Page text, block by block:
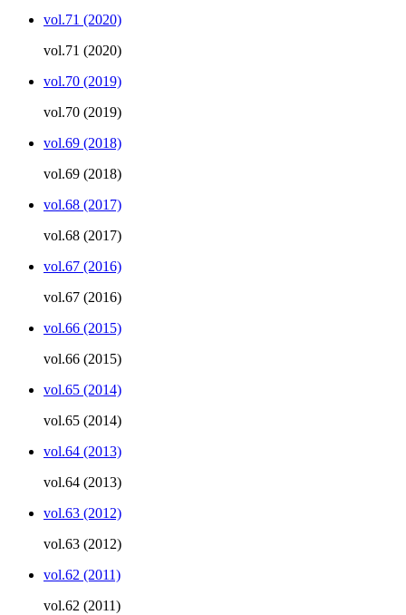
vol.71 (2020)
vol.71 (2020)
vol.70 (2019)
vol.70 (2019)
vol.69 (2018)
vol.69 (2018)
vol.68 (2017)
vol.68 (2017)
vol.67 (2016)
vol.67 (2016)
vol.66 (2015)
vol.66 (2015)
vol.65 (2014)
vol.65 (2014)
vol.64 (2013)
vol.64 (2013)
vol.63 (2012)
vol.63 (2012)
vol.62 (2011)
vol.62 (2011)